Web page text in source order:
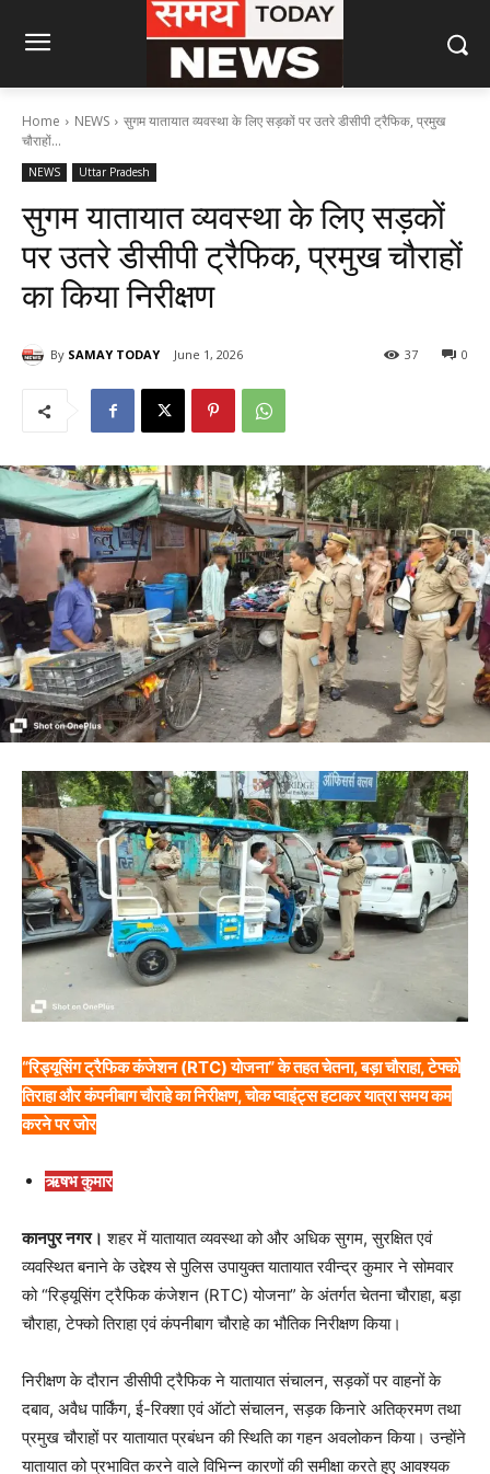
Home NEWS
सुगम यातायात व्यवस्था के लिए सड़कों पर उतरे डीसीपी ट्रैफिक, प्रमुख
चौराहों...
NEWS Uttar Pradesh
सुगम यातायात व्यवस्था के लिए सड़कों
पर उतरे डीसीपी ट्रैफिक, प्रमुख चौराहों
का किया निरीक्षण
By SAMAY TODAY June 1, 2026 0
37
“रिड्यूसिंग ट्रैफिक कंजेशन (RTC) योजना” के तहत चेतना, बड़ा चौराहा, टेफ्को
तिराहा और कंपनीबाग चौराहे का निरीक्षण, चोक प्वाइंट्स हटाकर यात्रा समय कम
करने पर जोर
ऋषभ कुमार
कानपुर नगर। शहर में यातायात व्यवस्था को और अधिक सुगम, सुरक्षित एवं
व्यवस्थित बनाने के उद्देश्य से पुलिस उपायुक्त यातायात रवीन्द्र कुमार ने सोमवार
को “रिड्यूसिंग ट्रैफिक कंजेशन (RTC) योजना” के अंतर्गत चेतना चौराहा, बड़ा
चौराहा, टेफ्को तिराहा एवं कंपनीबाग चौराहे का भौतिक निरीक्षण किया।
निरीक्षण के दौरान डीसीपी ट्रैफिक ने यातायात संचालन, सड़कों पर वाहनों के
दबाव, अवैध पार्किंग, ई-रिक्शा एवं ऑटो संचालन, सड़क किनारे अतिक्रमण तथा
प्रमुख चौराहों पर यातायात प्रबंधन की स्थिति का गहन अवलोकन किया। उन्होंने
यातायात को प्रभावित करने वाले विभिन्न कारणों की समीक्षा करते हुए आवश्यक